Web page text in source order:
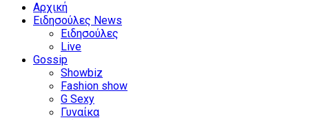
Αρχική
Ειδησούλες News
Ειδησούλες
Live
Gossip
Showbiz
Fashion show
G Sexy
Γυναίκα